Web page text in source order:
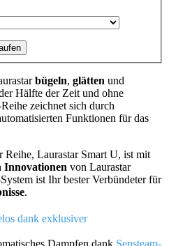
bügeln, glätten und
Hälfte der Zeit und ohne
zeichnet sich durch
Funktionen für das
Laurastar Smart U, ist mit
Innovationen von Laurastar
ist Ihr bester Verbündeter für
.
dank exklusiver
Dampfen dank Sensteam-